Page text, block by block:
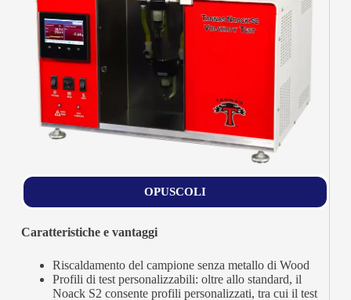
OPUSCOLI
Caratteristiche e vantaggi
Riscaldamento del campione senza metallo di Wood
Profili di test personalizzabili: oltre allo standard, il
Noack S2 consente profili personalizzati, tra cui il test